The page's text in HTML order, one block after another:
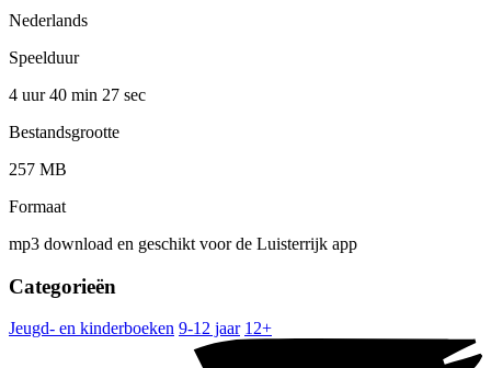
Nederlands
Speelduur
4 uur 40 min 27 sec
Bestandsgrootte
257 MB
Formaat
mp3 download en geschikt voor de Luisterrijk app
Categorieën
Jeugd- en kinderboeken 9-12 jaar 12+